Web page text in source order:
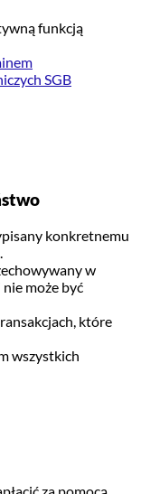
funkcją
SGB
konkretnemu
w
może być
które
wszystkich